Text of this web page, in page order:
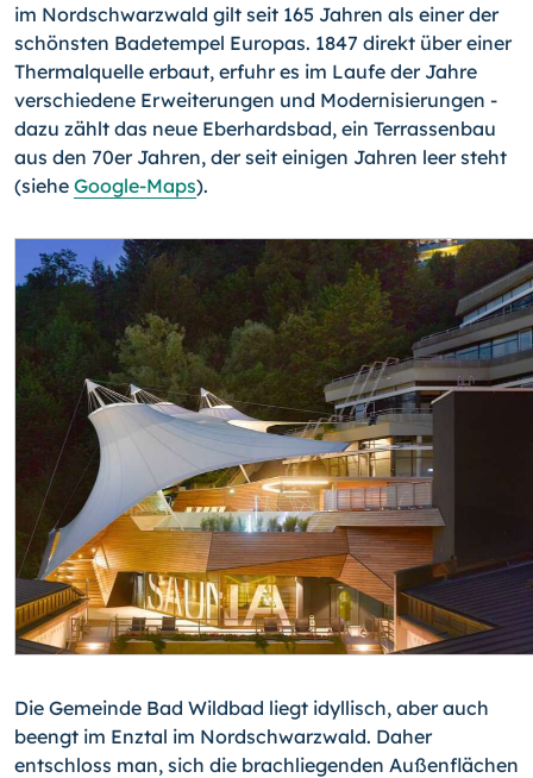
im Nordschwarzwald gilt seit 165 Jahren als einer der
schönsten Badetempel Europas. 1847 direkt über einer
Ther­malquelle erbaut, erfuhr es im Laufe der Jahre
verschiedene Erweiterungen und Mo­dernisierungen -
dazu zählt das neue Eberhardsbad, ein Terrassenbau
aus den 70er Jahren, der seit einigen Jahren leer steht
(siehe Google-Maps).
Die Gemeinde Bad Wildbad liegt idyllisch, aber auch
beengt im Enztal im Nordschwarz­wald. Daher
entschloss man, sich die brachliegenden Außenflächen